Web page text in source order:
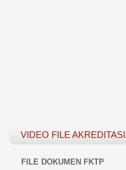
VIDEO FILE AKREDITASI
FILE DOKUMEN FKTP